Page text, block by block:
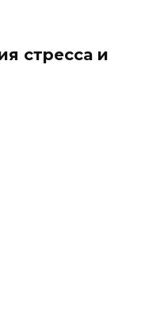
стресса и